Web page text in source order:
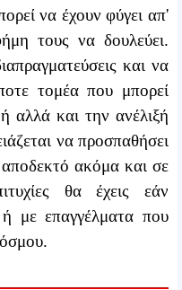
να έχουν φύγει απ'
τους να δουλεύει.
και να
τομέα που μπορεί
αλλά και την ανέλιξή
να προσπαθήσει
αποδεκτό ακόμα και σε
θα έχεις εάν
ή με επαγγέλματα που